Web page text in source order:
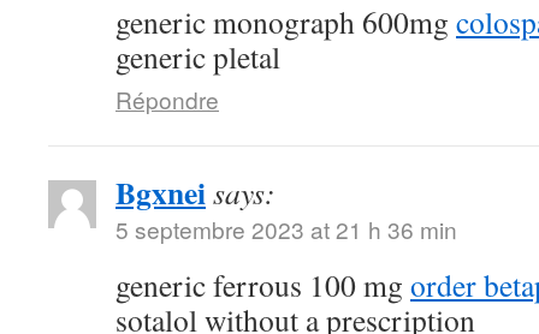
generic monograph 600mg
generic pletal
Répondre
Bgxneisays:
5 septembre 2023 at 21 h 36 min
generic ferrous 100 mg order
sotalol without a prescription